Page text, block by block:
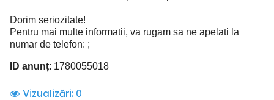
Dorim seriozitate!
Pentru mai multe informatii, va rugam sa ne apelati la
numar de telefon: ;
ID anunț: 1780055018
Vizualizări: 0